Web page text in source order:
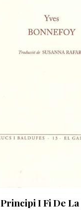
Principi I Fi De La